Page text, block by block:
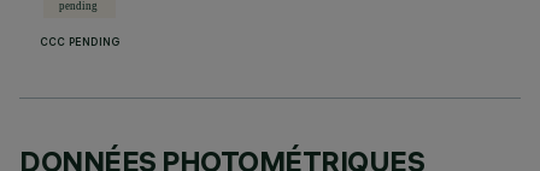
CCC PENDING
DONNÉES PHOTOMÉTRIQUES